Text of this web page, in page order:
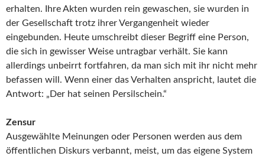
erhalten. Ihre Akten wurden rein gewaschen, sie wurden in
der Gesellschaft trotz ihrer Vergangenheit wieder
eingebunden. Heute umschreibt dieser Begriff eine Person,
die sich in gewisser Weise untragbar verhält. Sie kann
allerdings unbeirrt fortfahren, da man sich mit ihr nicht mehr
befassen will. Wenn einer das Verhalten anspricht, lautet die
Antwort: „Der hat seinen Persilschein.“
Zensur
Ausgewählte Meinungen oder Personen werden aus dem
öffentlichen Diskurs verbannt, meist, um das eigene System